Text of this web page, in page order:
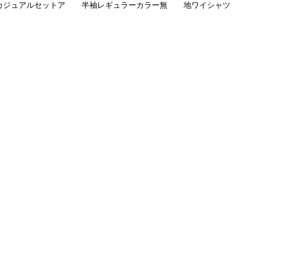
ジュアルセットア
半袖レギュラーカラー無
地ワイシャツ